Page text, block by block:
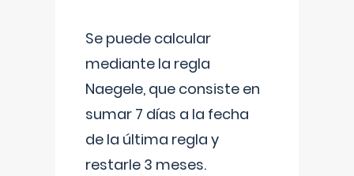
Se puede calcular
mediante la regla
Naegele, que consiste en
sumar 7 días a la fecha
de la última regla y
restarle 3 meses.